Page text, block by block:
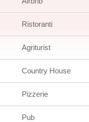
Ristoranti
Agriturist
Country House
Pizzerie
Pub